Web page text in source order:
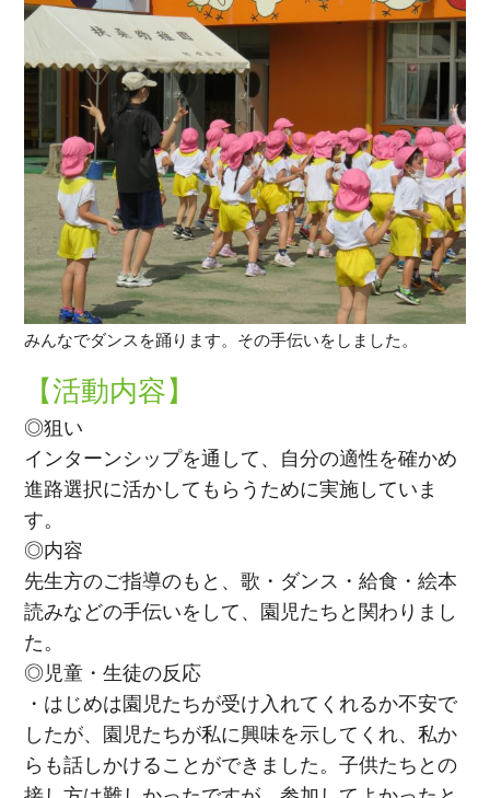
みんなでダンスを踊ります。その手伝いをしました。
【活動内容】
◎狙い
インターンシップを通して、自分の適性を確かめ
進路選択に活かしてもらうために実施していま
す。
◎内容
先生方のご指導のもと、歌・ダンス・給食・絵本
読みなどの手伝いをして、園児たちと関わりまし
た。
◎児童・生徒の反応
・はじめは園児たちが受け入れてくれるか不安で
したが、園児たちが私に興味を示してくれ、私か
らも話しかけることができました。子供たちとの